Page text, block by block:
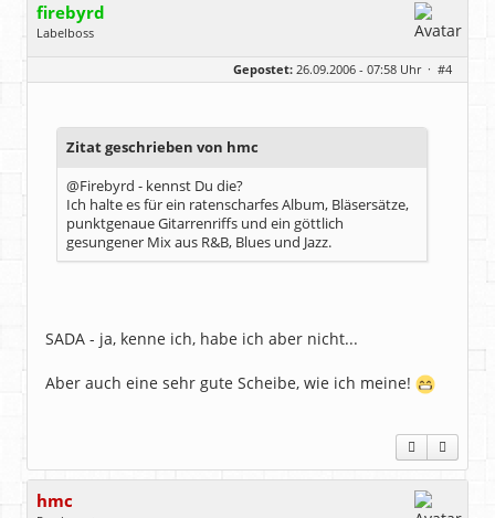
firebyrd
Labelboss
Hausgeburt (Ausgeburt?)
Beiträge:
48869
Gepostet: 26.09.2006 - 07:58 Uhr · #4
Zitat geschrieben von hmc
@Firebyrd - kennst Du die?
Ich halte es für ein ratenscharfes Album, Bläsersätze,
punktgenaue Gitarrenriffs und ein göttlich
gesungener Mix aus R&B, Blues und Jazz.
SADA - ja, kenne ich, habe ich aber nicht...
Aber auch eine sehr gute Scheibe, wie ich meine!
hmc